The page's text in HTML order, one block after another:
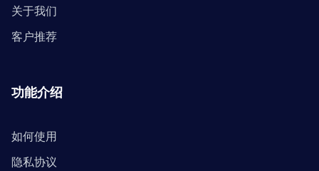
关于我们
客户推荐
功能介绍
如何使用
隐私协议